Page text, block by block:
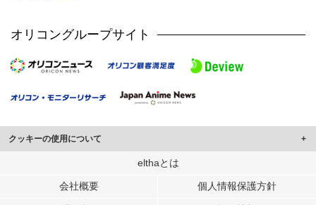
オリコングループサイト
クッキーの使用について
このサイトでは Cookie を使用して、ユーザーに合わせたコンテンツや広告の
行っています。
elthaとは
会社概要 個人情報保護方針